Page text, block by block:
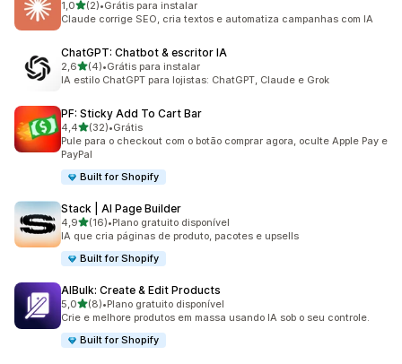
1,0de 5 estrelas
(2)
2 avaliações ao todo
•Grátis para instalar
Claude corrige SEO, cria textos e automatiza campanhas com IA
ChatGPT: Chatbot & escritor IA
2,6de 5 estrelas
(4)
4 avaliações ao todo
•Grátis para instalar
IA estilo ChatGPT para lojistas: ChatGPT, Claude e Grok
PF: Sticky Add To Cart Bar
4,4de 5 estrelas
(32)
32 avaliações ao todo
•Grátis
Pule para o checkout com o botão comprar agora, oculte Apple Pay e
PayPal
Built for Shopify
Stack | AI Page Builder
4,9de 5 estrelas
(16)
16 avaliações ao todo
•Plano gratuito disponível
IA que cria páginas de produto, pacotes e upsells
Built for Shopify
AIBulk: Create & Edit Products
5,0de 5 estrelas
(8)
8 avaliações ao todo
•Plano gratuito disponível
Crie e melhore produtos em massa usando IA sob o seu controle.
Built for Shopify